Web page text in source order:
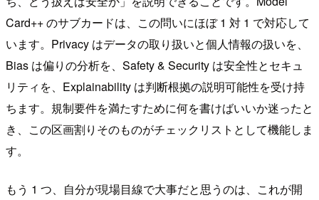
Card++ のサブカードは、この問いにほぼ 1 対 1 で対応して
います。Privacy はデータの取り扱いと個人情報の扱いを、
Bias は偏りの分析を、Safety & Security は安全性とセキュ
リティを、Explainability は判断根拠の説明可能性を受け持
ちます。規制要件を満たすために何を書けばいいか迷ったと
き、この区画割りそのものがチェックリストとして機能しま
す。
もう 1 つ、自分が現場目線で大事だと思うのは、これが開